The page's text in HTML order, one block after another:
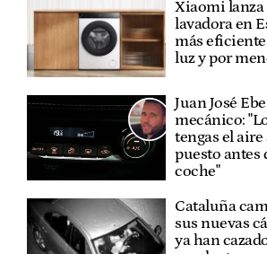
Xiaomi lanza
lavadora en
más
luz y por
Juan José
mecánico:
tengas el
puesto antes
coche"
Cataluña
sus nuevas
ya han